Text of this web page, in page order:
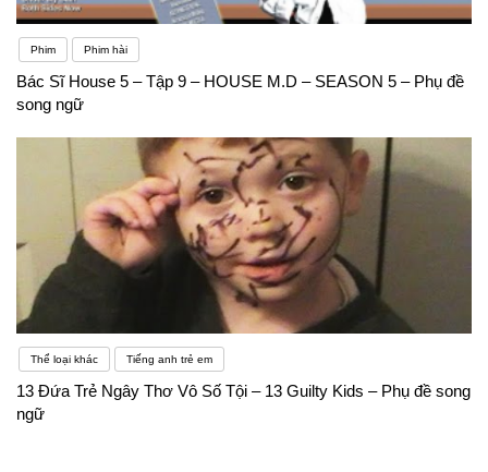
Phim Phim hài
Bác Sĩ House 5 – Tập 9 – HOUSE M.D – SEASON 5 – Phụ đề
song ngữ
Thể loại khác Tiếng anh trẻ em
13 Đứa Trẻ Ngây Thơ Vô Số Tội – 13 Guilty Kids – Phụ đề song
ngữ